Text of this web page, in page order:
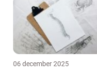
06 december 2025